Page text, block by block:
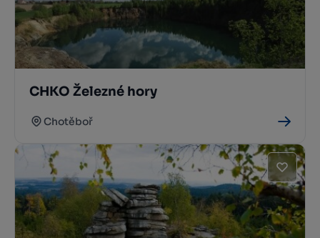
CHKO Železné hory
Chotěboř